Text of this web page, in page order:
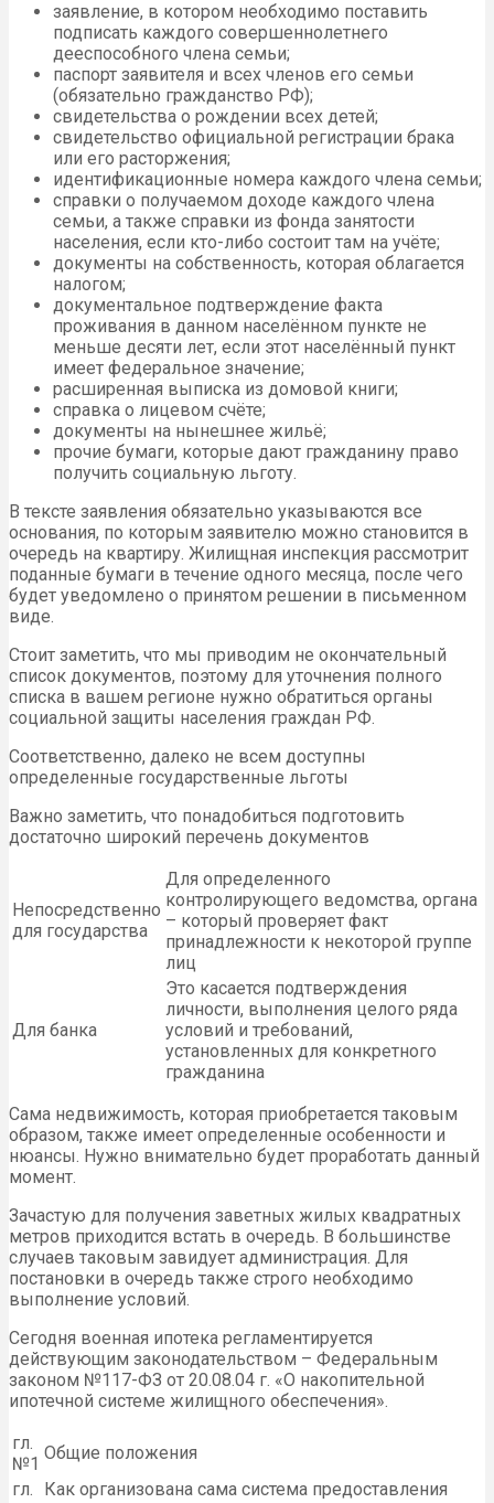
заявление, в котором необходимо поставить
подписать каждого совершеннолетнего
дееспособного члена семьи;
паспорт заявителя и всех членов его семьи
(обязательно гражданство РФ);
свидетельства о рождении всех детей;
свидетельство официальной регистрации брака
или его расторжения;
идентификационные номера каждого члена семьи;
справки о получаемом доходе каждого члена
семьи, а также справки из фонда занятости
населения, если кто-либо состоит там на учёте;
документы на собственность, которая облагается
налогом;
документальное подтверждение факта
проживания в данном населённом пункте не
меньше десяти лет, если этот населённый пункт
имеет федеральное значение;
расширенная выписка из домовой книги;
справка о лицевом счёте;
документы на нынешнее жильё;
прочие бумаги, которые дают гражданину право
получить социальную льготу.
В тексте заявления обязательно указываются все
основания, по которым заявителю можно становится в
очередь на квартиру. Жилищная инспекция рассмотрит
поданные бумаги в течение одного месяца, после чего
будет уведомлено о принятом решении в письменном
виде.
Стоит заметить, что мы приводим не окончательный
список документов, поэтому для уточнения полного
списка в вашем регионе нужно обратиться органы
социальной защиты населения граждан РФ.
Соответственно, далеко не всем доступны
определенные государственные льготы
Важно заметить, что понадобиться подготовить
достаточно широкий перечень документов
Непосредственно
для государства
Для определенного
контролирующего ведомства, органа
– который проверяет факт
принадлежности к некоторой группе
лиц
Для банка
Это касается подтверждения
личности, выполнения целого ряда
условий и требований,
установленных для конкретного
гражданина
Сама недвижимость, которая приобретается таковым
образом, также имеет определенные особенности и
нюансы. Нужно внимательно будет проработать данный
момент.
Зачастую для получения заветных жилых квадратных
метров приходится встать в очередь. В большинстве
случаев таковым завидует администрация. Для
постановки в очередь также строго необходимо
выполнение условий.
Сегодня военная ипотека регламентируется
действующим законодательством – Федеральным
законом №117-ФЗ от 20.08.04 г. «О накопительной
ипотечной системе жилищного обеспечения».
гл.
№1
Общие положения
гл.
Как организована сама система предоставления